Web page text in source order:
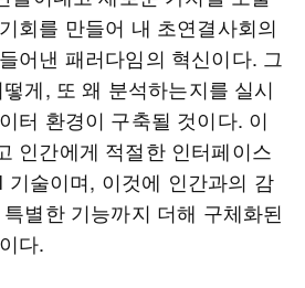
회를 만들어 내 초연결사회의
어낸 패러다임의 혁신이다. 그
게, 또 왜 분석하는지를 실시
터 환경이 구축될 것이다. 이
인간에게 적절한 인터페이스
기술이며, 이것에 인간과의 감
별한 기능까지 더해 구체화된
다.